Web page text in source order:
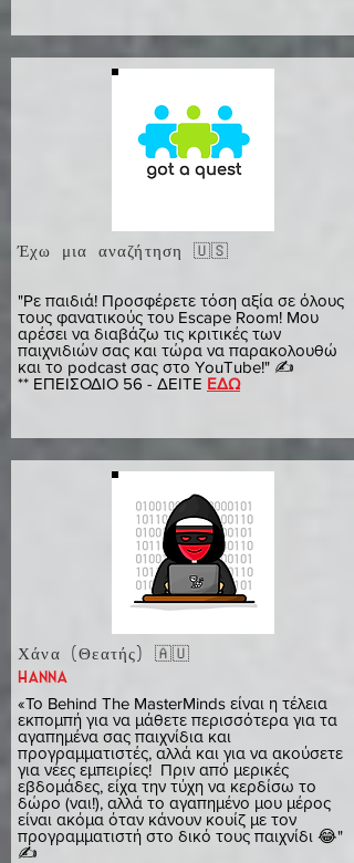
Έχω μια αναζήτηση 🇺🇸
"Ρε παιδιά! Προσφέρετε τόση αξία σε όλους
τους φανατικούς του Escape Room! Μου
αρέσει να διαβάζω τις κριτικές των
παιχνιδιών σας και τώρα να παρακολουθώ
και το podcast σας στο YouTube!" ✍️
** ΕΠΕΙΣΟΔΙΟ 56 - ΔΕΙΤΕ ΕΔΩ
Χάνα (Θεατής) 🇦🇺
hanna
«Το Behind The MasterMinds είναι η τέλεια
εκπομπή για να μάθετε περισσότερα για τα
αγαπημένα σας παιχνίδια και
προγραμματιστές, αλλά και για να ακούσετε
για νέες εμπειρίες! Πριν από μερικές
εβδομάδες, είχα την τύχη να κερδίσω το
δώρο (ναι!), αλλά το αγαπημένο μου μέρος
είναι ακόμα όταν κάνουν κουίζ με τον
προγραμματιστή στο δικό τους παιχνίδι 😂"
✍️